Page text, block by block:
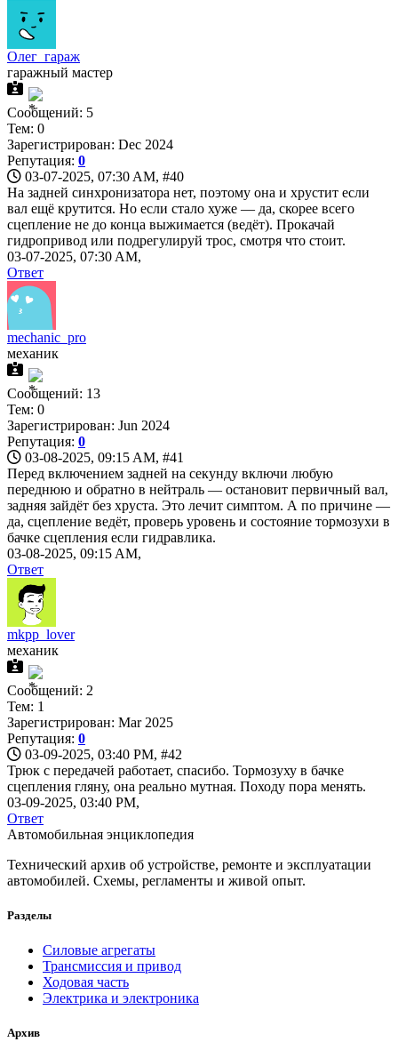
Олег_гараж
гаражный мастер
Сообщений: 5
Тем: 0
Зарегистрирован: Dec 2024
Репутация: 0
03-07-2025, 07:30 AM, #40
На задней синхронизатора нет, поэтому она и хрустит если
вал ещё крутится. Но если стало хуже — да, скорее всего
сцепление не до конца выжимается (ведёт). Прокачай
гидропривод или подрегулируй трос, смотря что стоит.
03-07-2025, 07:30 AM,
Ответ
mechanic_pro
механик
Сообщений: 13
Тем: 0
Зарегистрирован: Jun 2024
Репутация: 0
03-08-2025, 09:15 AM, #41
Перед включением задней на секунду включи любую
переднюю и обратно в нейтраль — остановит первичный вал,
задняя зайдёт без хруста. Это лечит симптом. А по причине —
да, сцепление ведёт, проверь уровень и состояние тормозухи в
бачке сцепления если гидравлика.
03-08-2025, 09:15 AM,
Ответ
mkpp_lover
механик
Сообщений: 2
Тем: 1
Зарегистрирован: Mar 2025
Репутация: 0
03-09-2025, 03:40 PM, #42
Трюк с передачей работает, спасибо. Тормозуху в бачке
сцепления гляну, она реально мутная. Походу пора менять.
03-09-2025, 03:40 PM,
Ответ
Автомобильная энциклопедия
Технический архив об устройстве, ремонте и эксплуатации
автомобилей. Схемы, регламенты и живой опыт.
Разделы
Силовые агрегаты
Трансмиссия и привод
Ходовая часть
Электрика и электроника
Архив